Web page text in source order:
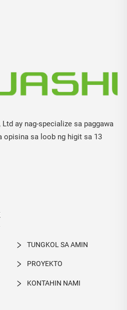
ay nag-specialize sa paggawa
opisina sa loob ng higit sa 13
TUNGKOL SA AMIN
PROYEKTO
KONTAHIN NAMI